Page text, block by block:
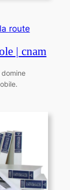
route
| cnam